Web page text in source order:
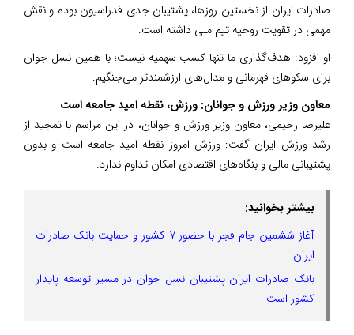
صادرات ایران از نخستین روزها، پشتیبان جدی فدراسیون بوده و نقش
مهمی در تقویت روحیه تیم ملی داشته است.
او افزود: هدف‌گذاری ما تنها کسب سهمیه نیست؛ با همین نسل جوان
برای سکوهای قهرمانی و مدال‌های ارزشمند‌تر می‌جنگیم.
معاون وزیر ورزش و جوانان: ورزش، نقطه امید جامعه است
علیرضا رحیمی، معاون وزیر ورزش و جوانان، در این مراسم با تمجید از
رشد ورزش ایران گفت: ورزش امروز نقطه امید جامعه است و بدون
پشتیبانی مالی و بنگاه‌های اقتصادی امکان تداوم ندارد.
بیشتر بخوانید:
آغاز ششمین جام فجر با حضور ۷ کشور و حمایت بانک صادرات
ایران
بانک صادرات ایران پشتیبان نسل جوان در مسیر توسعه پایدار
کشور است